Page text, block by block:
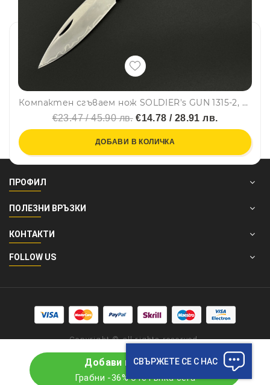
Добави в количката
Грабни -36% отстъпка сега
Компактен сгъваем нож SOLDIER's GUN 1315-2, стомана 420A, месинг и махагон
€23.47 / 45.90 лв.€14.78 / 28.91 лв.
ДОБАВИ В КОЛИЧКА
ПРОФИЛ
ПОЛЕЗНИ ВРЪЗКИ
КОНТАКТИ
FOLLOW US
Copyright © all rights reserved.
СВЪРЖЕТЕ СЕ С НАС